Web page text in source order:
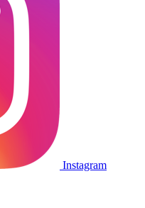
Instagram